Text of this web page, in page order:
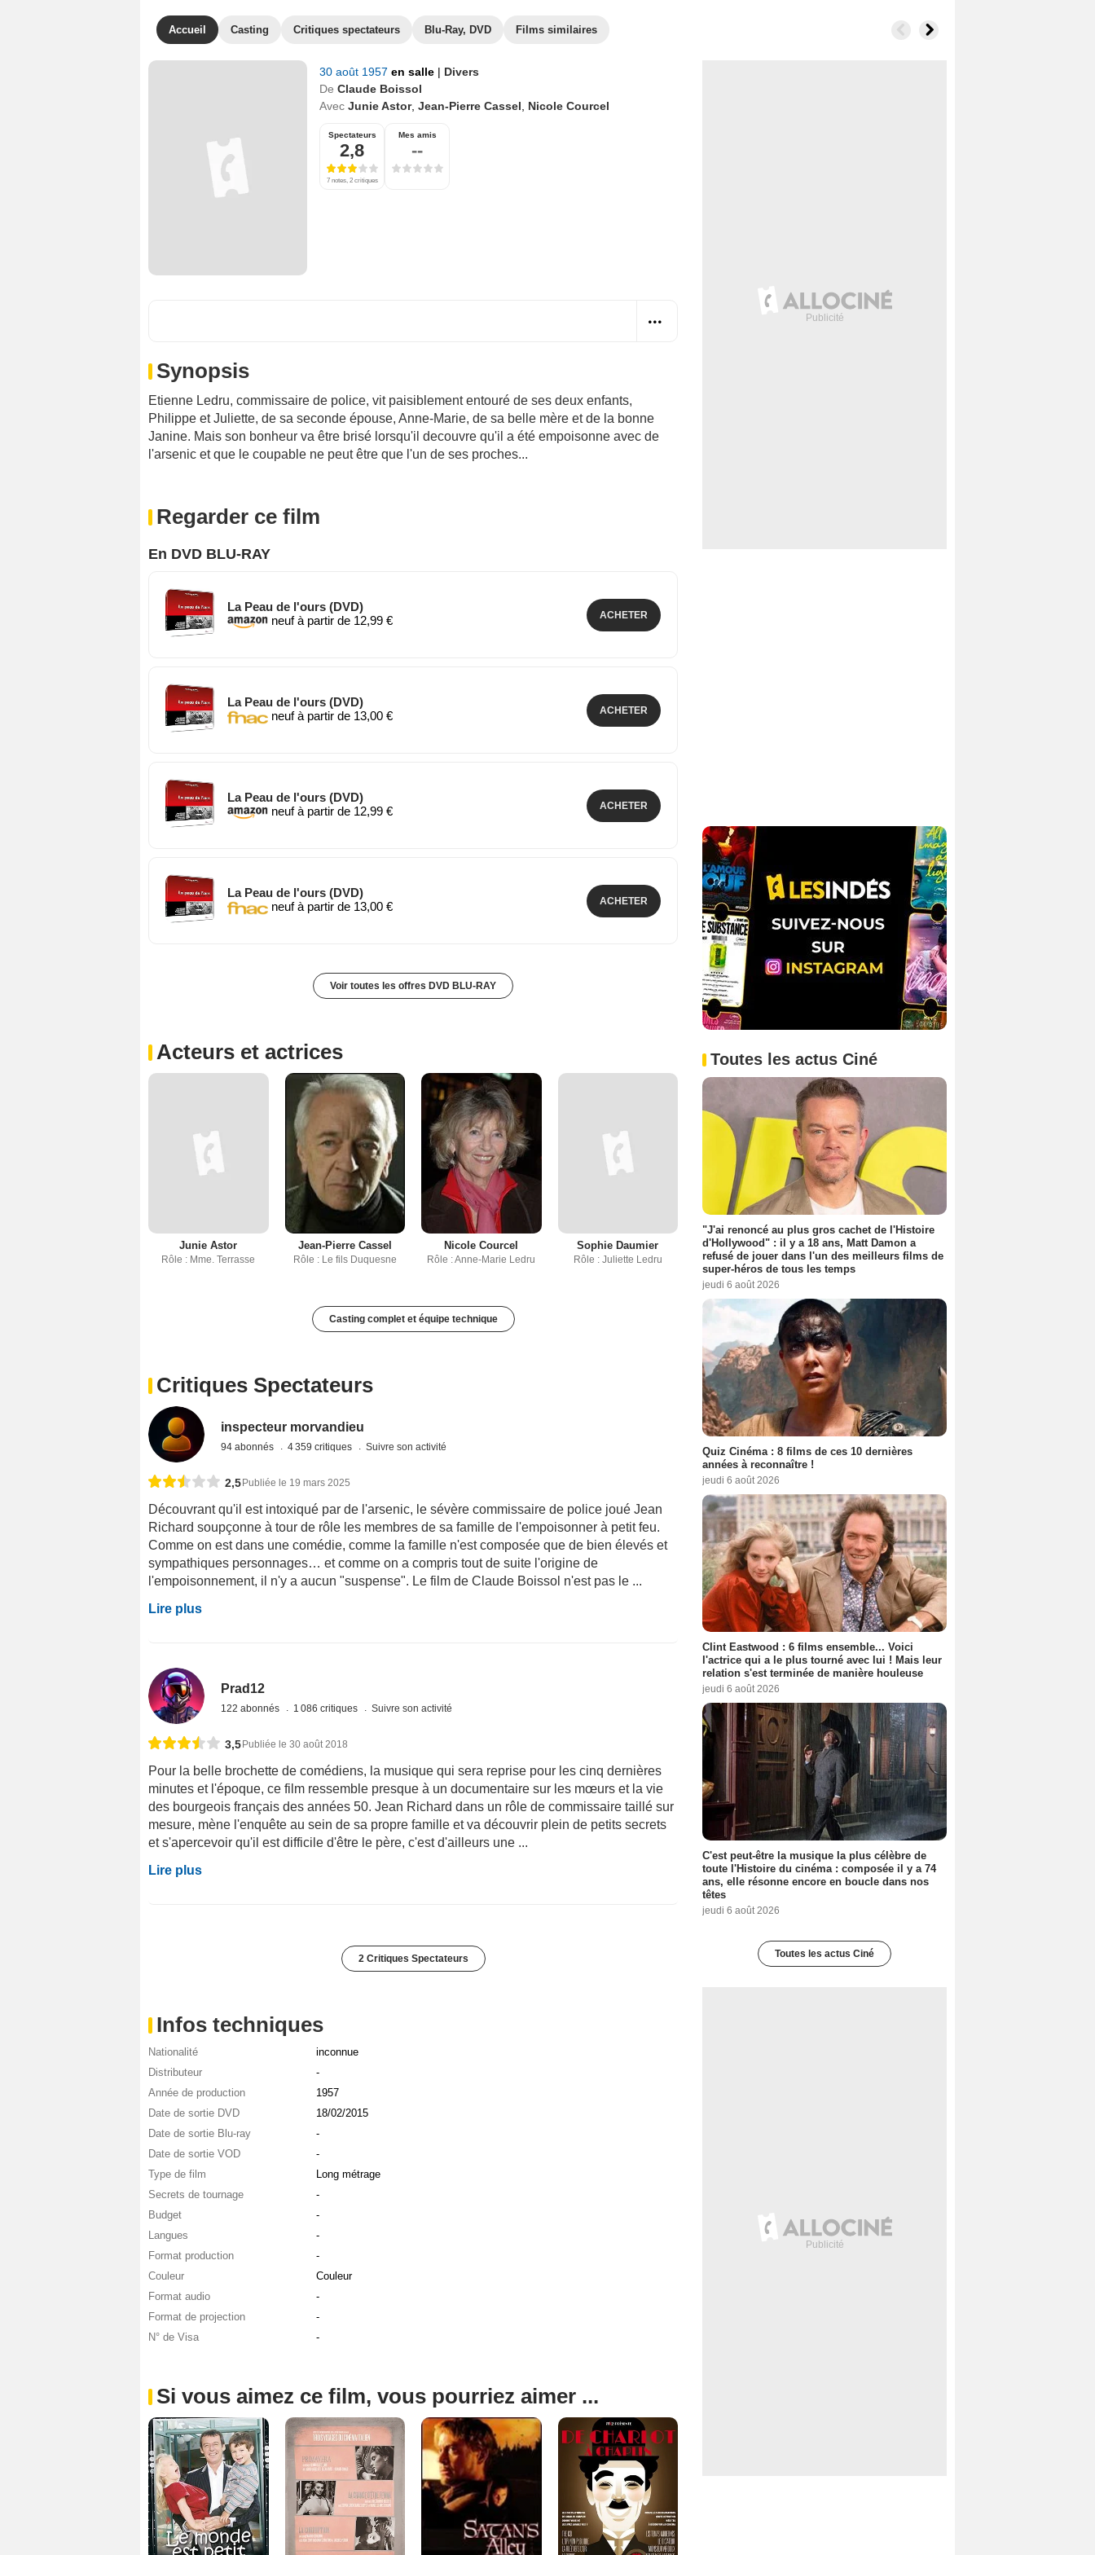
Accueil Casting Critiques spectateurs Blu-Ray, DVD Films similaires
30 août 1957 en salle | Divers
De Claude Boissol
Avec Junie Astor, Jean-Pierre Cassel Nicole Courcel
Spectateurs
2,8
7 notes, 2 critiques
Mes amis
--
Synopsis
Etienne Ledru, commissaire de police, vit paisiblement entouré de ses deux enfants,
Philippe et Juliette, de sa seconde épouse, Anne-Marie, de sa belle mère et de la bonne
Janine. Mais son bonheur va être brisé lorsqu'il decouvre qu'il a été empoisonne avec de
l'arsenic et que le coupable ne peut être que l'un de ses proches...
Regarder ce film
En DVD BLU-RAY
La Peau de l'ours (DVD)
neuf à partir de 12,99 €
ACHETER
La Peau de l'ours (DVD)
neuf à partir de 13,00 €
ACHETER
La Peau de l'ours (DVD)
neuf à partir de 12,99 €
ACHETER
La Peau de l'ours (DVD)
neuf à partir de 13,00 €
ACHETER
Voir toutes les offres DVD BLU-RAY
Acteurs et actrices
Junie Astor
Rôle : Mme. Terrasse
Jean-Pierre Cassel
Rôle : Le fils Duquesne
Nicole Courcel
Rôle : Anne-Marie Ledru
Sophie Daumier
Rôle : Juliette Ledru
Casting complet et équipe technique
Critiques Spectateurs
inspecteur morvandieu
94 abonnés 4 359 critiques Suivre son activité
2,5 Publiée le 19 mars 2025
Découvrant qu'il est intoxiqué par de l'arsenic, le sévère commissaire de police joué Jean
Richard soupçonne à tour de rôle les membres de sa famille de l'empoisonner à petit feu.
Comme on est dans une comédie, comme la famille n'est composée que de bien élevés et
sympathiques personnages… et comme on a compris tout de suite l'origine de
l'empoisonnement, il n'y a aucun "suspense". Le film de Claude Boissol n'est pas le ...
Lire plus
Prad12
122 abonnés 1 086 critiques Suivre son activité
3,5 Publiée le 30 août 2018
Pour la belle brochette de comédiens, la musique qui sera reprise pour les cinq dernières
minutes et l'époque, ce film ressemble presque à un documentaire sur les mœurs et la vie
des bourgeois français des années 50. Jean Richard dans un rôle de commissaire taillé sur
mesure, mène l'enquête au sein de sa propre famille et va découvrir plein de petits secrets
et s'apercevoir qu'il est difficile d'être le père, c'est d'ailleurs une ...
Lire plus
2 Critiques Spectateurs
Infos techniques
Nationalité
inconnue
Distributeur
-
Année de production
1957
Date de sortie DVD
18/02/2015
Date de sortie Blu-ray
-
Date de sortie VOD
-
Type de film
Long métrage
Secrets de tournage
-
Budget
-
Langues
-
Format production
-
Couleur
Couleur
Format audio
-
Format de projection
-
N° de Visa
-
Si vous aimez ce film, vous pourriez aimer ...
Toutes les actus Ciné
"J'ai renoncé au plus gros cachet de l'Histoire
d'Hollywood" : il y a 18 ans, Matt Damon a
refusé de jouer dans l'un des meilleurs films de
super-héros de tous les temps
jeudi 6 août 2026
Quiz Cinéma : 8 films de ces 10 dernières
années à reconnaître !
jeudi 6 août 2026
Clint Eastwood : 6 films ensemble... Voici
l'actrice qui a le plus tourné avec lui ! Mais leur
relation s'est terminée de manière houleuse
jeudi 6 août 2026
C'est peut-être la musique la plus célèbre de
toute l'Histoire du cinéma : composée il y a 74
ans, elle résonne encore en boucle dans nos
têtes
jeudi 6 août 2026
Toutes les actus Ciné